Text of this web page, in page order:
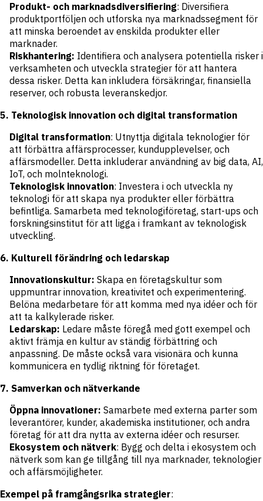
Produkt- och marknadsdiversifiering: Diversifiera
produktportföljen och utforska nya marknadssegment för
att minska beroendet av enskilda produkter eller
marknader.
Riskhantering: Identifiera och analysera potentiella risker i
verksamheten och utveckla strategier för att hantera
dessa risker. Detta kan inkludera försäkringar, finansiella
reserver, och robusta leveranskedjor.
5. Teknologisk innovation och digital transformation
Digital transformation: Utnyttja digitala teknologier för
att förbättra affärsprocesser, kundupplevelser, och
affärsmodeller. Detta inkluderar användning av big data, AI,
IoT, och molnteknologi.
Teknologisk innovation: Investera i och utveckla ny
teknologi för att skapa nya produkter eller förbättra
befintliga. Samarbeta med teknologiföretag, start-ups och
forskningsinstitut för att ligga i framkant av teknologisk
utveckling.
6. Kulturell förändring och ledarskap
Innovationskultur: Skapa en företagskultur som
uppmuntrar innovation, kreativitet och experimentering.
Belöna medarbetare för att komma med nya idéer och för
att ta kalkylerade risker.
Ledarskap: Ledare måste föregå med gott exempel och
aktivt främja en kultur av ständig förbättring och
anpassning. De måste också vara visionära och kunna
kommunicera en tydlig riktning för företaget.
7. Samverkan och nätverkande
Öppna innovationer: Samarbete med externa parter som
leverantörer, kunder, akademiska institutioner, och andra
företag för att dra nytta av externa idéer och resurser.
Ekosystem och nätverk: Bygg och delta i ekosystem och
nätverk som kan ge tillgång till nya marknader, teknologier
och affärsmöjligheter.
Exempel på framgångsrika strategier: